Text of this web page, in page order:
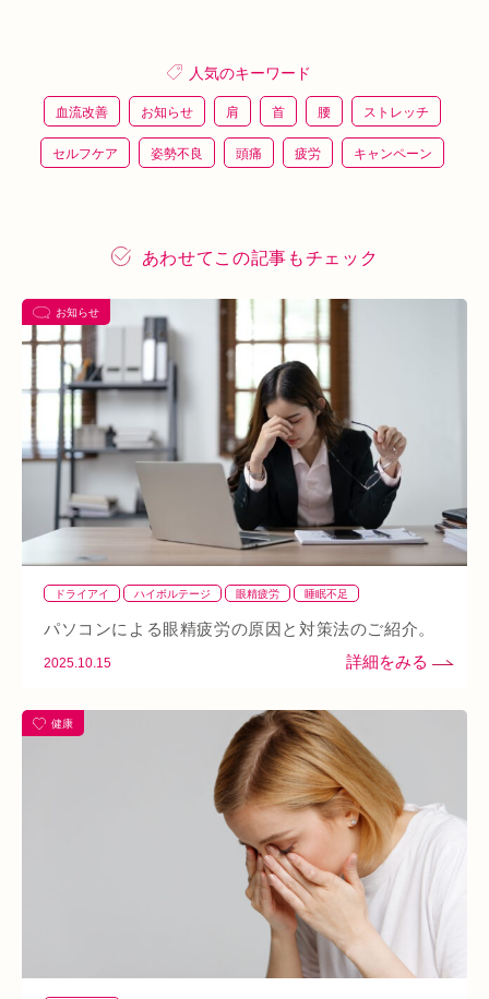
人気のキーワード
血流改善 お知らせ 肩 首 腰 ストレッチ
セルフケア 姿勢不良 頭痛 疲労 キャンペーン
あい通信 筋トレ おすすめグッズ
あいSHOP むくみ
対応できる症状 土・祝営業
ふくらはぎ ストレス 背骨 腱鞘炎 腕
シワ・シミ・たるみ 手首 寒暖差 梅雨
四十肩 五十肩 めまい 眼精疲労 スマホ首
美肌 自律神経失調症 寝違え ぎっくり腰 美容鍼
熱中症 夏バテ 寺田町 オープン 秋バテ
酵素ドリンク
ばね指 日焼け 地下街
天王寺 頸椎椎間板ヘルニア
脱水症状 反り腰 湿気
イオンタウン小阪 今里 クリスタ長堀
呼吸 玉造 春バテ
あわせてこの記事もチェック
お知らせ
ドライアイ ハイボルテージ 眼精疲労 睡眠不足
パソコンによる眼精疲労の原因と対策法のご紹介。
2025.10.15
健康